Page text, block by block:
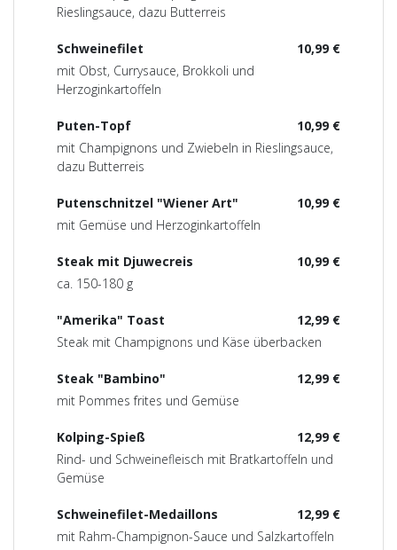
Rieslingsauce, dazu Butterreis
10,99 €
Schweinefilet
mit Obst, Currysauce, Brokkoli und
Herzoginkartoffeln
10,99 €
Puten-Topf
mit Champignons und Zwiebeln in Rieslingsauce,
dazu Butterreis
10,99 €
Putenschnitzel "Wiener Art"
mit Gemüse und Herzoginkartoffeln
10,99 €
Steak mit Djuwecreis
ca. 150-180 g
12,99 €
"Amerika" Toast
Steak mit Champignons und Käse überbacken
12,99 €
Steak "Bambino"
mit Pommes frites und Gemüse
12,99 €
Kolping-Spieß
Rind- und Schweinefleisch mit Bratkartoffeln und
Gemüse
12,99 €
Schweinefilet-Medaillons
mit Rahm-Champignon-Sauce und Salzkartoffeln